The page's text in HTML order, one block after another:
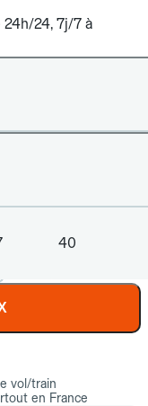
24, 7j/7 à
40
vol/train
en France